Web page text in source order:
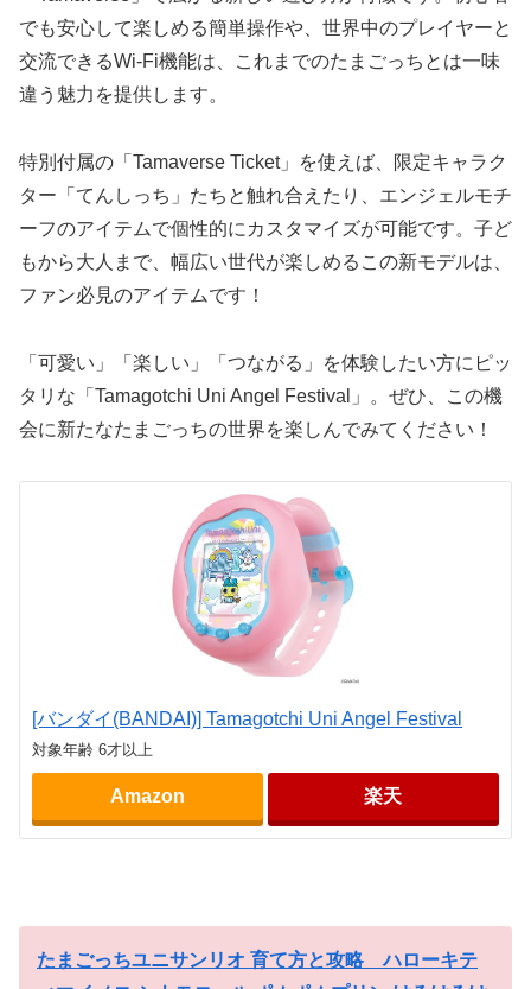
でも安心して楽しめる簡単操作や、世界中のプレイヤーと
交流できるWi-Fi機能は、これまでのたまごっちとは一味
違う魅力を提供します。
特別付属の「Tamaverse Ticket」を使えば、限定キャラク
ター「てんしっち」たちと触れ合えたり、エンジェルモチ
ーフのアイテムで個性的にカスタマイズが可能です。子ど
もから大人まで、幅広い世代が楽しめるこの新モデルは、
ファン必見のアイテムです！
「可愛い」「楽しい」「つながる」を体験したい方にピッ
タリな「Tamagotchi Uni Angel Festival」。ぜひ、この機
会に新たなたまごっちの世界を楽しんでみてください！
[バンダイ(BANDAI)] Tamagotchi Uni Angel Festival
対象年齢 6才以上
Amazon 楽天
たまごっちユニサンリオ 育て方と攻略 ハローキテ